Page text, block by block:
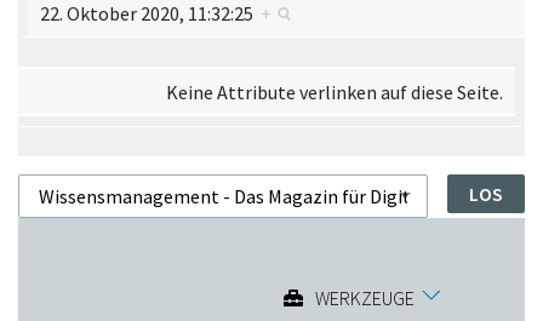
22. Oktober 2020, 11:32:25 +
Keine Attribute verlinken auf diese Seite.
WERKZEUGE